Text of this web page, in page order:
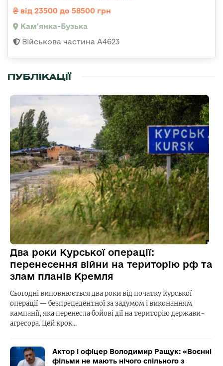
від 23500 до 58500 грн
Кам'янка-Бузька
Військова частина А4623
ПУБЛІКАЦІЇ
Два роки Курської операції:
перенесення війни на територію рф та
злам планів Кремля
Сьогодні виповнюється два роки від початку Курської
операції — безпрецедентної за задумом і виконанням
кампанії, яка перенесла бойові дії на територію держави-
агресора. Цей крок…
Актор і офіцер Володимир Ращук: «Воєнні
фільми не мають нічого спільного з